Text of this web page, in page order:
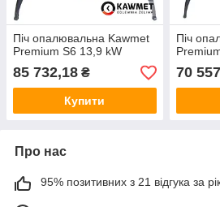
Піч опалювальна Kawmet
Premium S6 13,9 kW
85 732,18 ₴
Купити
Піч
70
Про нас
95% позитивних з 21 відгука за